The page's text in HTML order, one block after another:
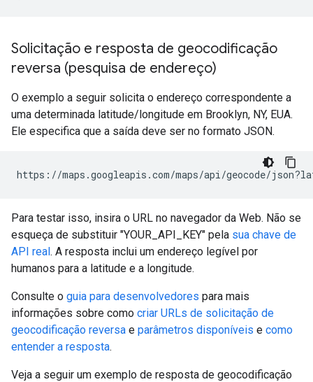
Solicitação e resposta de geocodificação
reversa (pesquisa de endereço)
O exemplo a seguir solicita o endereço correspondente a
uma determinada latitude/longitude em Brooklyn, NY, EUA.
Ele especifica que a saída deve ser no formato JSON.
https://maps.googleapis.com/maps/api/geocode/
Para testar isso, insira o URL no navegador da Web. Não se
esqueça de substituir "YOUR_API_KEY" pela sua chave de
API real. A resposta inclui um endereço legível por
humanos para a latitude e a longitude.
Consulte o guia para desenvolvedores para mais
informações sobre como criar URLs de solicitação de
geocodificação reversa e parâmetros disponíveis e como
entender a resposta.
Veja a seguir um exemplo de resposta de geocodificação